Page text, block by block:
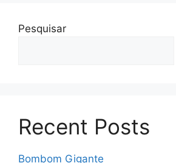
Pesquisar
Recent Posts
Bombom Gigante